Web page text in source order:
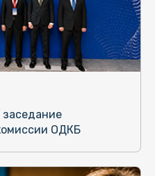
заседание
ОДКБ